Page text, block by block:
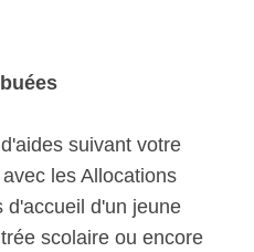
suivant votre
les Allocations
d'accueil d'un jeune
scolaire ou encore